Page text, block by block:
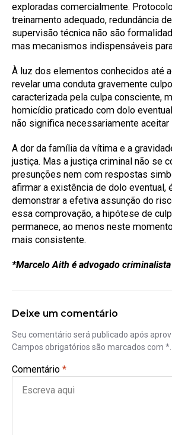
exploradas comercialmente.
treinamento adequado, redundância
supervisão técnica não são
mas mecanismos indispensáveis
À luz dos elementos conhecidos até
revelar uma conduta gravemente
caracterizada pela culpa consciente,
homicídio praticado com dolo
não significa necessariamente aceitar
A dor da família da vítima e a
justiça. Mas a justiça criminal não se
presunções nem com respostas
afirmar a existência de dolo eventual,
demonstrar a efetiva assunção do
essa comprovação, a hipótese de
permanece, ao menos neste
mais consistente.
*Marcelo Aith é advogado criminalista
Deixe um comentário
Seu comentário será publicado após
Campos obrigatórios são marcados com *.
Comentário *